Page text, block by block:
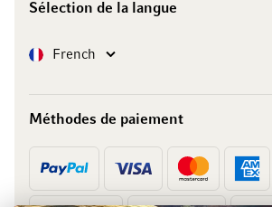
Sélection de la langue
LangueFrench
Méthodes de paiement